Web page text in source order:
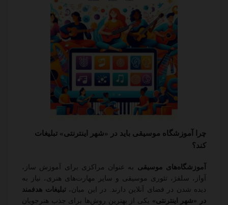
چرا آموزشگاه موسیقی باید در «شهر اینترنتی» تبلیغات
کند؟
آموزشگاه‌های موسیقی به عنوان مراکزی برای آموزش ساز،
آواز، سلفژ، تئوری موسیقی و سایر مهارت‌های هنری، نیاز به
دیده شدن در فضای آنلاین دارند. در این میان،تبلیغات هدفمند
در «شهر اینترنتی» یکی از بهترین روش‌ها برای جذب هنرجویان